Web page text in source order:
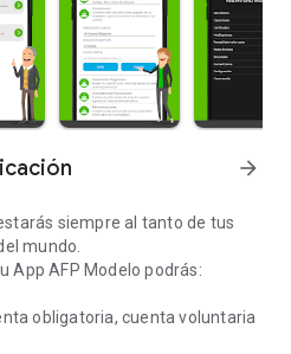
arrow_forward
siempre al tanto de tus
mundo.
App AFP Modelo podrás:
obligatoria, cuenta voluntaria